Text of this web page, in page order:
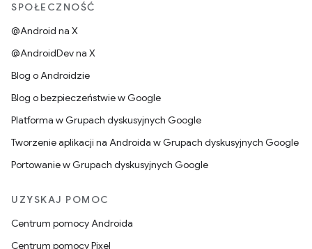
SPOŁECZNOŚĆ
@Android na X
@AndroidDev na X
Blog o Androidzie
Blog o bezpieczeństwie w Google
Platforma w Grupach dyskusyjnych Google
Tworzenie aplikacji na Androida w Grupach dyskusyjnych Google
Portowanie w Grupach dyskusyjnych Google
UZYSKAJ POMOC
Centrum pomocy Androida
Centrum pomocy Pixel